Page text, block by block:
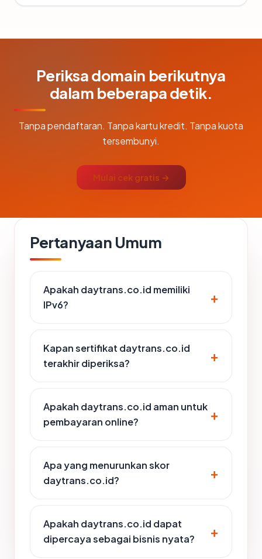
Periksa domain berikutnya
dalam beberapa detik.
Tanpa pendaftaran. Tanpa kartu kredit. Tanpa kuota
tersembunyi.
Mulai cek gratis →
Pertanyaan Umum
Apakah daytrans.co.id memiliki
IPv6?
Kapan sertifikat daytrans.co.id
terakhir diperiksa?
Apakah daytrans.co.id aman untuk
pembayaran online?
Apa yang menurunkan skor
daytrans.co.id?
Apakah daytrans.co.id dapat
dipercaya sebagai bisnis nyata?